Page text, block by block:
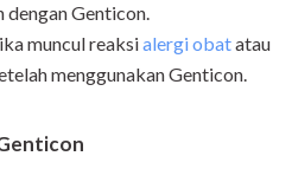
dengan Genticon.
muncul reaksialergi obatatau
menggunakan Genticon.